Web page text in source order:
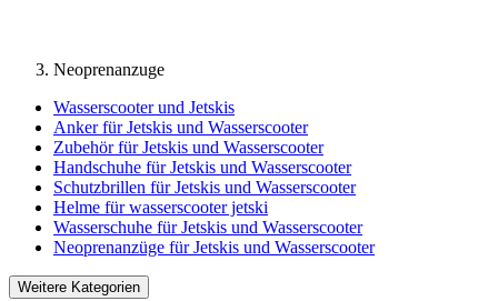
Neoprenanzuge
Wasserscooter und Jetskis
Anker für Jetskis und Wasserscooter
Zubehör für Jetskis und Wasserscooter
Handschuhe für Jetskis und Wasserscooter
Schutzbrillen für Jetskis und Wasserscooter
Helme für wasserscooter jetski
Wasserschuhe für Jetskis und Wasserscooter
Neoprenanzüge für Jetskis und Wasserscooter
Weitere Kategorien